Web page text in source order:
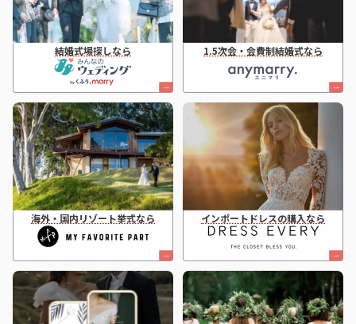
結婚式場探しなら 1.5次会・会費制結婚式なら
海外・国内リゾート挙式なら インポートドレスの購入なら